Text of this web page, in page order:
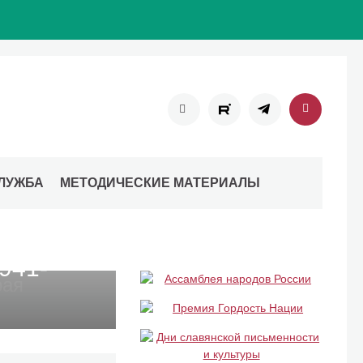
МЕТОДИЧЕСКИЕ МАТЕРИАЛЫ